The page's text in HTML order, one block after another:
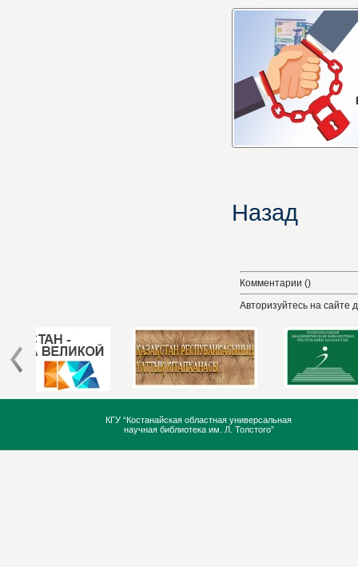
Назад
Комментарии ()
Авторизуйтесь на сайте
КГУ “Костанайская областная универсальная
научная библиотека им. Л. Толстого”